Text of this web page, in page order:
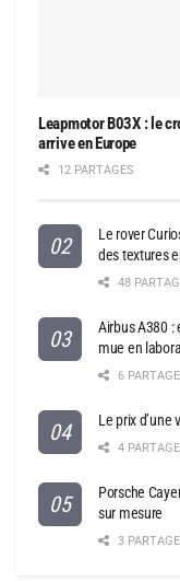
Leapmotor B03X : le
arrive en Europe
12 PARTAGES
Le rover
des textures
48
Airbus A380 :
mue en
6
Le prix d’une
4
Porsche
sur mesure
3